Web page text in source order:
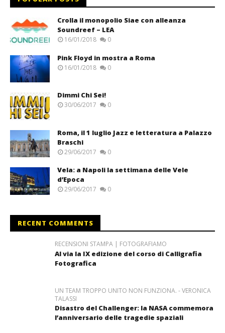
Crolla il monopolio Siae con alleanza
Soundreef – LEA
16/01/2018 0
Pink Floyd in mostra a Roma
16/01/2018 0
Dimmi Chi Sei!
30/06/2017 0
Roma, il 1 luglio Jazz e letteratura a Palazzo
Braschi
29/06/2017 0
Vela: a Napoli la settimana delle Vele
d’Epoca
29/06/2017 0
RECENT COMMENTS
RECENSIONI STAMPA | FOTOGRAFIAMO
Al via la IX edizione del corso di Calligrafia
Fotografica
UN TEAM TROPPO UNITO NON FUNZIONA. - VERONICA
TALASSI
Disastro del Challenger: la NASA commemora
l’anniversario delle tragedie spaziali